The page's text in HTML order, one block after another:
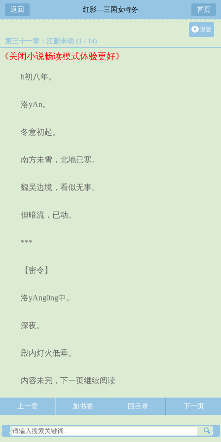
返回 红影—三国女特务 首页
设置
第三十一章：江影未动 (1 / 14)
《关闭小说畅读模式体验更好》
h初八年。
洛yAn。
冬意初起。
南方未雪，北地已寒。
魏吴边境，看似无事。
但暗流，已动。
***
【密令】
洛yAng0ng中。
深夜。
殿内灯火低垂。
内容未完，下一页继续阅读
上一章 加书签 回目录 下一页